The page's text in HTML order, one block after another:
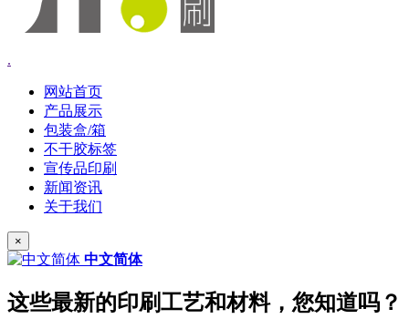
.
网站首页
产品展示
包装盒/箱
不干胶标签
宣传品印刷
新闻资讯
关于我们
×
中文简体
这些最新的印刷工艺和材料，您知道吗？